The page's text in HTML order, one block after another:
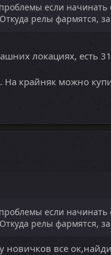
если начинать
релы фармятся, за
локациях, есть
крайняк можно
если начинать
релы фармятся, за
все